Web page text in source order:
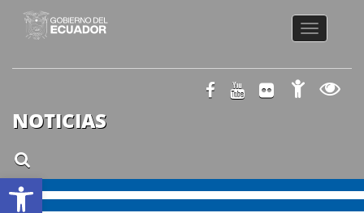
Abrir barra de herramientas
Toggle
NOTICIAS